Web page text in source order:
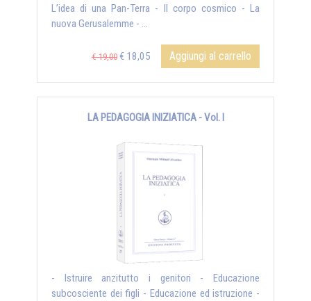
L’idea di una Pan-Terra - Il corpo cosmico - La
nuova Gerusalemme - ...
€ 19,00 € 18,05 Aggiungi al carrello
LA PEDAGOGIA INIZIATICA - Vol. I
- Istruire anzitutto i genitori - Educazione
subcosciente dei figli - Educazione ed istruzione -